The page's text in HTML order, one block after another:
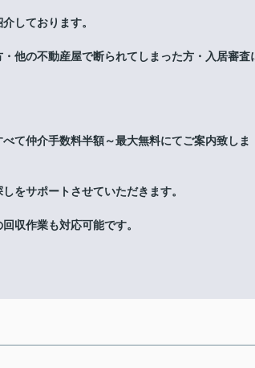
しております。
他の不動産屋で断られてしまった方・入居審査
て仲介手数料半額～最大無料にてご案内致しま
をサポートさせていただきます。
収作業も対応可能です。